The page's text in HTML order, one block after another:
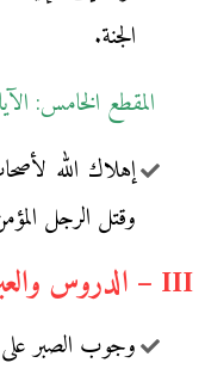
الجنة.
المقطع الخامس: الآيات:
إهلاك الله
وقتل الرجل
III – الدروس والعبر المستفادة من الآيات:
وجوب الصبر